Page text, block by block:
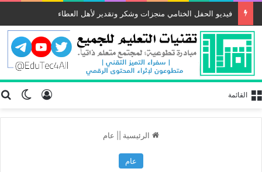
فيديو الحفل الختامي منجزات وشكر وتقدير لأهل العطاء
تسجيل القائمة
الرئيسية عام
عام